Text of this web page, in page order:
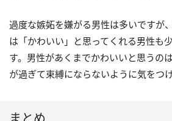
過度な嫉妬を嫌がる男性は多いですが
は「かわいい」と思ってくれる男性も
す。男性があくまでかわいいと思うの
が過ぎて束縛にならないように気をつけ